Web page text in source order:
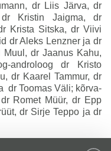
dr Liis Järva, dr
Kristin Jaigma, dr
Krista Sitska, dr Viivi
dr Aleks Lenzner ja dr
Muul, dr Jaanus Kahu,
androloog dr Kristo
dr Kaarel Tammur, dr
dr Toomas Väli; kõrva-
Romet Müür, dr Epp
dr Sirje Teppo ja dr